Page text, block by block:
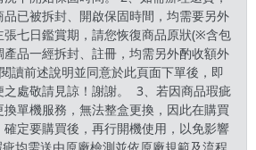
已被拆封、開啟保固時間，均需要另外
七日鑑賞期，請您恢復商品原狀(※含包
品一經拆封、註冊，均需另外酌收額外
讀前述說明並同意於此頁面下單後，即
之處敬請見諒！謝謝。 3、若因商品瑕疵
單機服務，無法整盒更換，因此在購買
定要購買後，再行開機使用，以免影響